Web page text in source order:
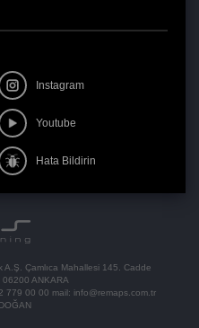
Instagram
Youtube
Hata Bildirin
A.Ş. Çamlıca Mahallesi 145. Cadde
06200 ANKARA
779 00 00 mail: info@remaps.com.tr